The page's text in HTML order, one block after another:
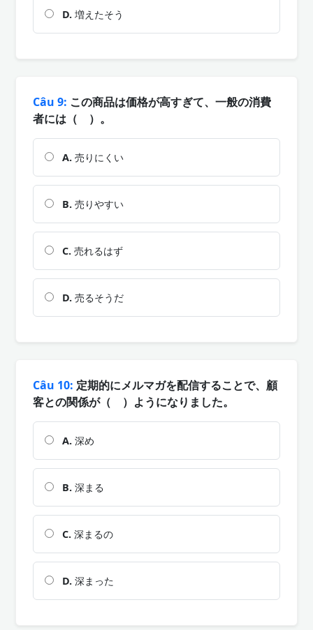
D. 増えたそう
Câu 9: この商品は価格が高すぎて、一般の消費
者には（ ）。
A. 売りにくい
B. 売りやすい
C. 売れるはず
D. 売るそうだ
Câu 10: 定期的にメルマガを配信することで、顧
客との関係が（ ）ようになりました。
A. 深め
B. 深まる
C. 深まるの
D. 深まった